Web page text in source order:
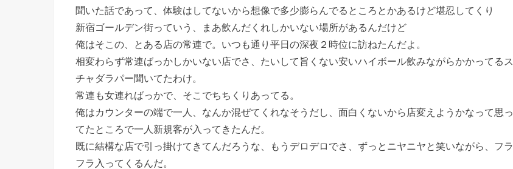
聞いた話であって、体験はしてないから想像で多少膨らんでるところとかあるけど堪忍してくり
新宿ゴールデン街っていう、まあ飲んだくれしかいない場所があるんだけど
俺はそこの、とある店の常連で。いつも通り平日の深夜２時位に訪ねたんだよ。
相変わらず常連ばっかしかいない店でさ、たいして旨くない安いハイボール飲みながらかかってるス
チャダラパー聞いてたわけ。
常連も女連ればっかで、そこでちちくりあってる。
俺はカウンターの端で一人、なんか混ぜてくれなそうだし、面白くないから店変えようかなって思っ
てたところで一人新規客が入ってきたんだ。
既に結構な店で引っ掛けてきてんだろうな、もうデロデロでさ、ずっとニヤニヤと笑いながら、フラ
フラ入ってくるんだ。